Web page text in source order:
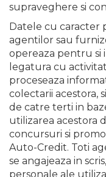
supraveghere si
Datele cu caracter
agentilor sau
opereaza pentru si
legatura cu
proceseaza
colectarii acestora,
de catre terti in
utilizarea acestora
concursuri si
Auto-Credit. Toti
se angajeaza in
personale ale